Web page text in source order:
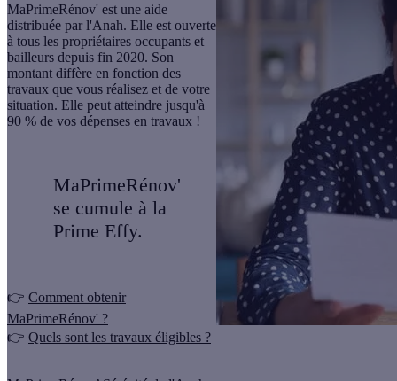
MaPrimeRénov' est une aide
distribuée par l'Anah. Elle est ouverte
à tous les propriétaires occupants et
bailleurs depuis fin 2020. Son
montant diffère en fonction des
travaux que vous réalisez et de votre
situation. Elle peut atteindre jusqu'à
90 % de vos dépenses en travaux !
MaPrimeRénov'
se cumule à la
Prime Effy.
👉 Comment obtenir
MaPrimeRénov' ?
👉 Quels sont les travaux éligibles ?